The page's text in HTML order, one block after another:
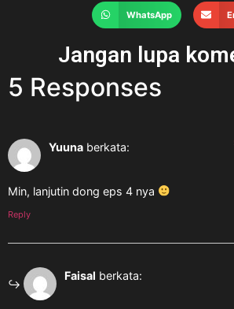
WhatsApp
Jangan lupa
5 Responses
Yuuna berkata:
Min, lanjutin dong eps 4 nya
Reply
Faisal berkata: